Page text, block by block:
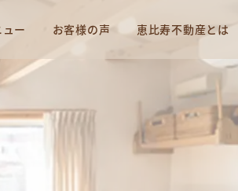
ー お客様の声 恵比寿不動産とは